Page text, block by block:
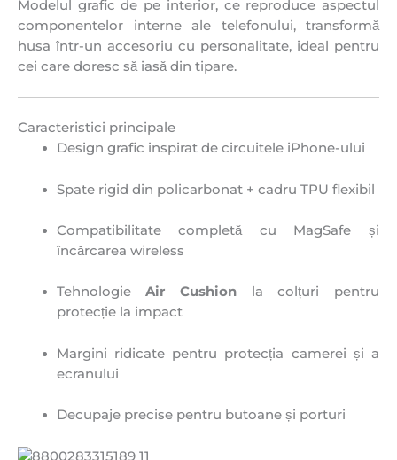
Modelul grafic de pe interior, ce reproduce aspectul
componentelor interne ale telefonului, transformă
husa într-un accesoriu cu personalitate, ideal pentru
cei care doresc să iasă din tipare.
Caracteristici principale
Design grafic inspirat de circuitele iPhone-ului
Spate rigid din policarbonat + cadru TPU flexibil
Compatibilitate completă cu MagSafe și
încărcarea wireless
TehnologieAir Cushion la colțuri pentru
protecție la impact
Margini ridicate pentru protecția camerei și a
ecranului
Decupaje precise pentru butoane și porturi